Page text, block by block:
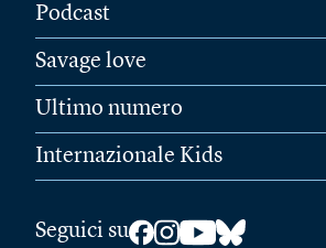
Podcast
Savage love
Ultimo numero
Internazionale Kids
Seguici su